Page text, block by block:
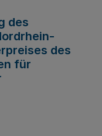
des
des
für